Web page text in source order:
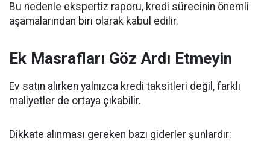
Bu nedenle ekspertiz raporu, kredi sürecinin önemli
aşamalarından biri olarak kabul edilir.
Ek Masrafları Göz Ardı Etmeyin
Ev satın alırken yalnızca kredi taksitleri değil, farklı
maliyetler de ortaya çıkabilir.
Dikkate alınması gereken bazı giderler şunlardır: